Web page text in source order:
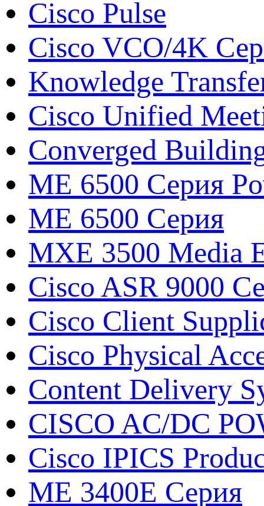
Cisco Pulse
Cisco VCO/4K
Knowledge
Cisco Unified
Converged
ME 6500 Серия
ME 6500 Серия
MXE 3500 Media
Cisco ASR 9000
Cisco Client
Cisco Physical
Content Delivery
CISCO AC/DC
Cisco IPICS
ME 3400E Серия